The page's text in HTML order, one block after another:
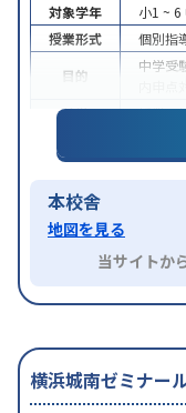
対象学年 小1 ~ 6
授業形式
個別指
目的
中学受
内申点
特徴
授業の
本校舎
地図を見る
当サイトか
横浜城南ゼミナー